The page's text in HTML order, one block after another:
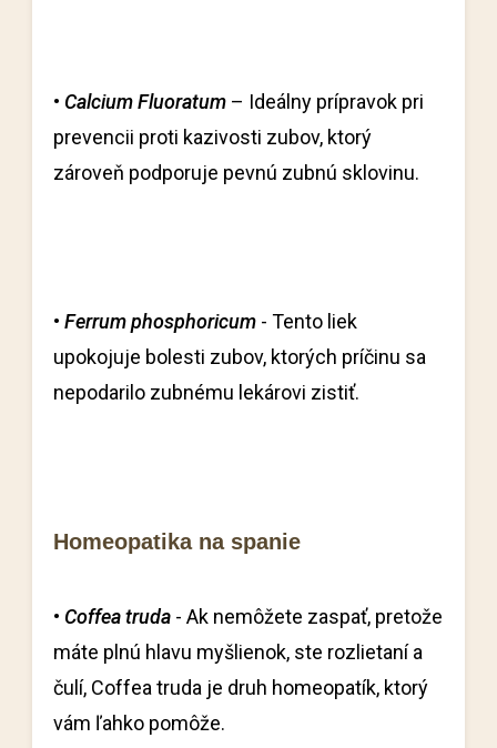
• Calcium Fluoratum – Ideálny prípravok pri
prevencii proti kazivosti zubov, ktorý
zároveň podporuje pevnú zubnú sklovinu.
•Ferrum phosphoricum - Tento liek
upokojuje bolesti zubov, ktorých príčinu sa
nepodarilo zubnému lekárovi zistiť.
Homeopatika na spanie
• Coffea truda - Ak nemôžete zaspať, pretože
máte plnú hlavu myšlienok, ste rozlietaní a
čulí, Coffea truda je druh homeopatík, ktorý
vám ľahko pomôže.